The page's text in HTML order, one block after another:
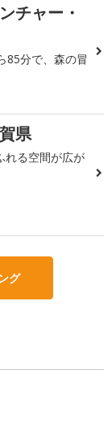
チャー・
85分で、森の冒
県
れる空間が広が
グ